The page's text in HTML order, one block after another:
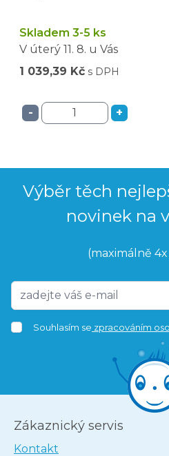
Skladem 3-5 ks
V úterý 11. 8. u Vás
1 039,39 Kč s DPH
- +
Výběr těch
novinek na
(maximálně
Souhlasím se zpracováním
Zákaznický servis
Kontakt